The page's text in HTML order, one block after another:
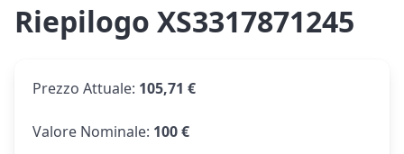
Riepilogo XS3317871245
Prezzo Attuale: 105,71 €
Valore Nominale: 100 €